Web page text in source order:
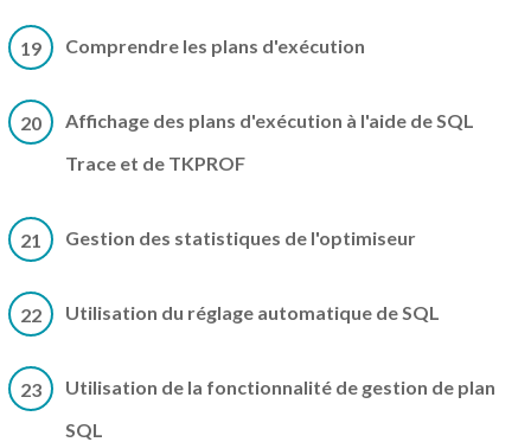
19 Comprendre les plans d'exécution
20
Affichage des plans d'exécution à l'aide de SQL
Trace et de TKPROF
21 Gestion des statistiques de l'optimiseur
22 Utilisation du réglage automatique de SQL
23
Utilisation de la fonctionnalité de gestion de plan
SQL